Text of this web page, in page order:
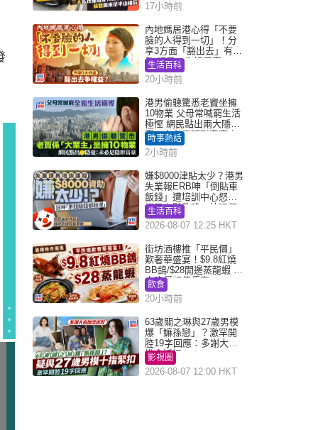
17小時前
內地媽居港心得「不要
臉的人得到一切」！分
享3方面「豁出去」有著
數 網民：你好厲害
生活百科
20小時前
港男偷聽驚悉老竇坐擁
10物業 父母常喊窮生活
極慳 網民點出兩大隱
憂：未必是隱形富豪｜
Juicy叮
時事熱話
2小時前
嫌$8000津貼太少？港男
失業報ERB呻「倒貼車
飯錢」遭培訓中心怒轟
網民幽默教路：揀呢類
課程唔會蝕...
生活百科
2026-08-07 12:25 HKT
街坊酒樓推「平民價」
歎奢華盛宴！$9.8紅燒
BB鴿/$28開邊蒸龍蝦 3
大晚餐超值優惠
飲食
20小時前
63歲關之琳與27歲男模
爆「嫲孫戀」？激罕開
腔19字回應：多謝大家
掛念近況
影視圈
2026-08-07 12:00 HKT